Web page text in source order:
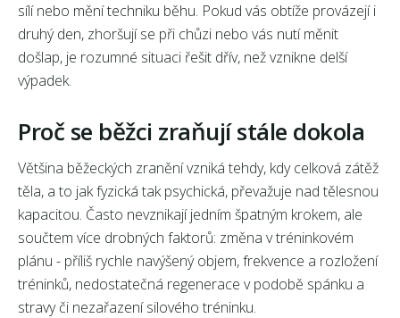
sílí nebo mění techniku běhu. Pokud vás obtíže provázejí i
druhý den, zhoršují se při chůzi nebo vás nutí měnit
došlap, je rozumné situaci řešit dřív, než vznikne delší
výpadek.
Proč se běžci zraňují stále dokola
Většina běžeckých zranění vzniká tehdy, kdy celková zátěž
těla, a to jak fyzická tak psychická, převažuje nad tělesnou
kapacitou. Často nevznikají jedním špatným krokem, ale
součtem více drobných faktorů: změna v tréninkovém
plánu - příliš rychle navýšený objem, frekvence a rozložení
tréninků, nedostatečná regenerace v podobě spánku a
stravy či nezařazení silového tréninku.